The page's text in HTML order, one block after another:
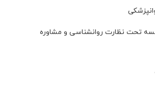
تحت نظارت روانشناسی و مشاوره